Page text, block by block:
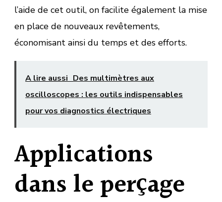
l’aide de cet outil, on facilite également la mise
en place de nouveaux revêtements,
économisant ainsi du temps et des efforts.
A lire aussi Des multimètres aux
oscilloscopes : les outils indispensables
pour vos diagnostics électriques
Applications
dans le perçage